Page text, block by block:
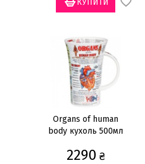
Organs of human
body кухоль 500мл
2290 ₴